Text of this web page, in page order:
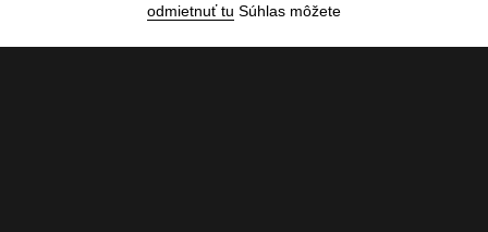
odmietnuť tu Súhlas môžete